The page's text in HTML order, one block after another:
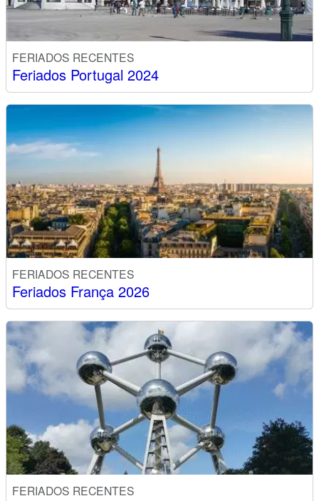
FERIADOS RECENTES
Feriados Portugal 2024
FERIADOS RECENTES
Feriados França 2026
FERIADOS RECENTES